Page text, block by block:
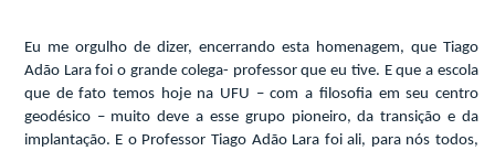
Eu me orgulho de dizer, encerrando esta homenagem, que Tiago
Adão Lara foi o grande colega- professor que eu tive. E que a escola
que de fato temos hoje na UFU – com a filosofia em seu centro
geodésico – muito deve a esse grupo pioneiro, da transição e da
implantação. E o Professor Tiago Adão Lara foi ali, para nós todos,